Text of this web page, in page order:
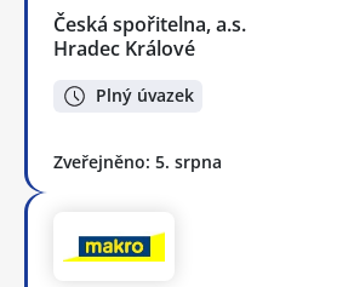
Česká spořitelna, a.s.
Hradec Králové
Plný úvazek
Zveřejněno: 5. srpna